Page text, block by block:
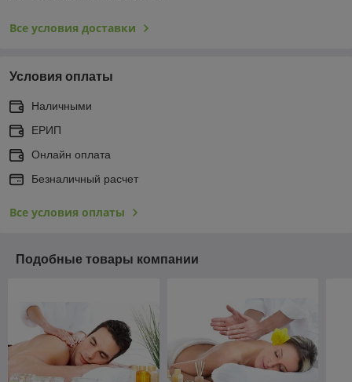
Все условия доставки
Условия оплаты
Наличными
ЕРИП
Онлайн оплата
Безналичный расчет
Все условия оплаты
Подобные товары компании